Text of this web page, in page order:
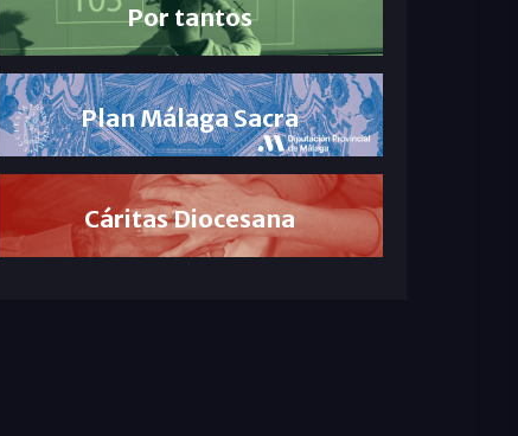
Por tantos
Plan Málaga Sacra
Cáritas Diocesana